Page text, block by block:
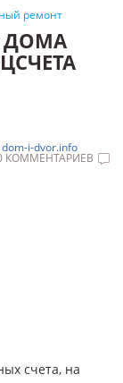
ремонт
ДОМА
i-dvor.info
КОММЕНТАРИЕВ
счета, на